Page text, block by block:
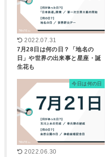
2022.07.31
7月28日は何の日？「地名の
日」や世界の出来事と星座・誕
生花も
今日は何の日
2022.06.30